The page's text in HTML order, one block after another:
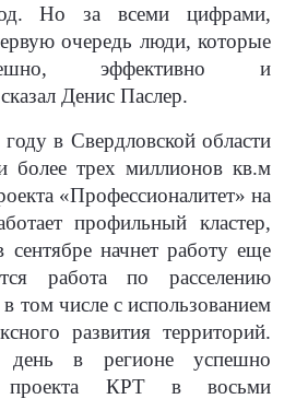
Но за всеми цифрами,
очередь люди, которые
эффективно и
Денис Паслер.
в Свердловской области
более трех миллионов кв.м
«Профессионалитет» на
профильный кластер,
сентябре начнет работу еще
работа по расселению
том числе с использованием
развития территорий.
день в регионе успешно
проекта КРТ в восьми